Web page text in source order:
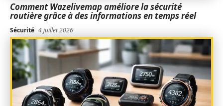
Comment Wazelivemap améliore la sécurité
routière grâce à des informations en temps réel
Sécurité 4 juillet 2026